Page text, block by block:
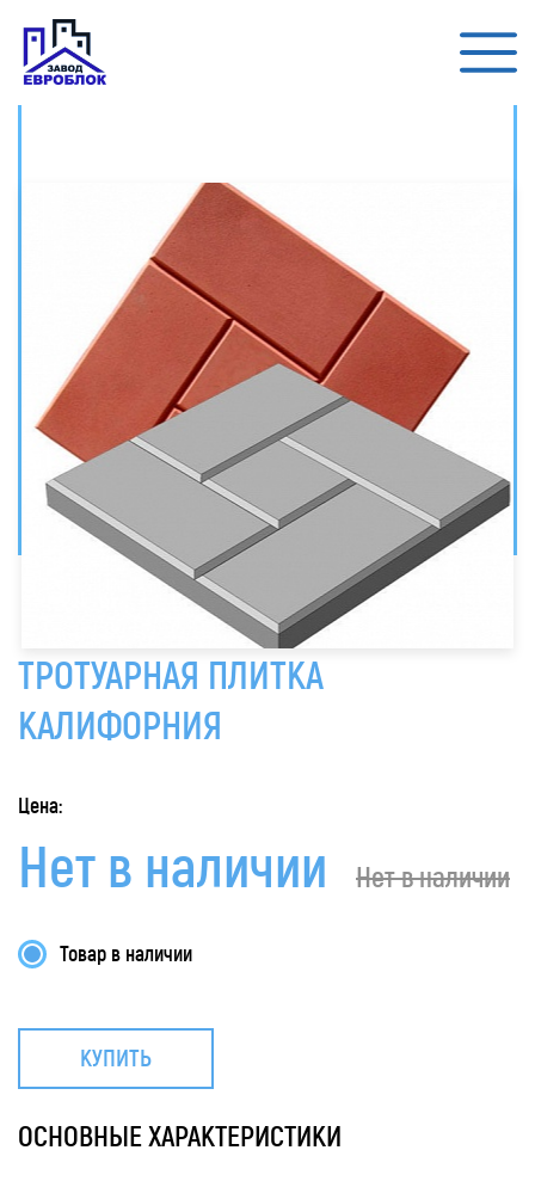
ТРОТУАРНАЯ ПЛИТКА
КАЛИФОРНИЯ
Цена:
Нет в наличии Нет в наличии
Товар в наличии
КУПИТЬ
ОСНОВНЫЕ ХАРАКТЕРИСТИКИ